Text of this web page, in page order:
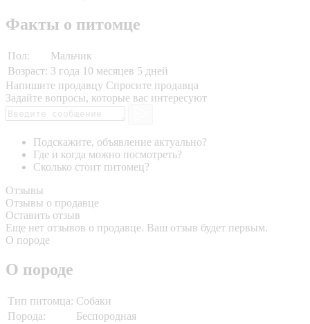
Факты о питомце
Пол:
Мальчик
Возраст: 3 года 10 месяцев 5 дней
Напишите продавцу Спросите продавца
Задайте вопросы, которые вас интересуют
Подскажите, объявление актуально?
Где и когда можно посмотреть?
Сколько стоит питомец?
Отзывы
Отзывы о продавце
Оставить отзыв
Еще нет отзывов о продавце. Ваш отзыв будет первым.
О породе
О породе
Тип питомца: Собаки
Порода:
Беспородная